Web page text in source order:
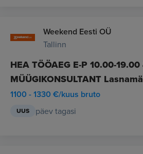
Weekend Eesti OÜ
Tallinn
HEA TÖÖAEG E-P 10.00-
MÜÜGIKONSULTANT
1100 - 1330 €/kuus bruto
UUS päev tagasi